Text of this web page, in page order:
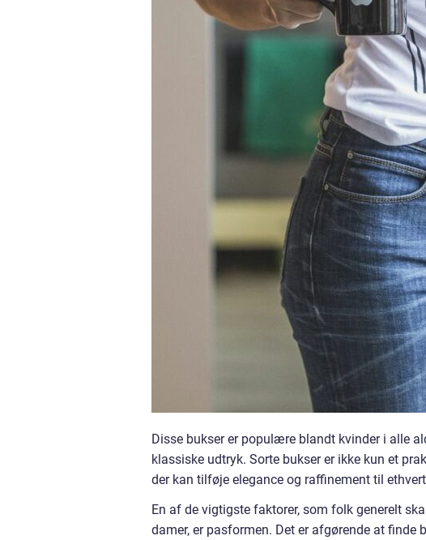
Disse bukser er populære blandt kvinder i alle
klassiske udtryk. Sorte bukser er ikke kun et
der kan tilføje elegance og raffinement til
En af de vigtigste faktorer, som folk generelt
damer, er pasformen. Det er afgørende at